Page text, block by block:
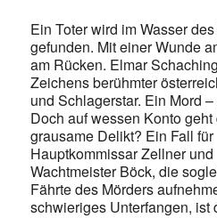
Ein Toter wird im Wasser
gefunden. Mit einer Wunde
am Rücken. Elmar
Zeichens berühmter
und Schlagerstar. Ein Mord
Doch auf wessen Konto geht
grausame Delikt? Ein Fall für
Hauptkommissar Zellner und
Wachtmeister Böck, die
Fährte des Mörders
schwieriges Unterfangen, ist